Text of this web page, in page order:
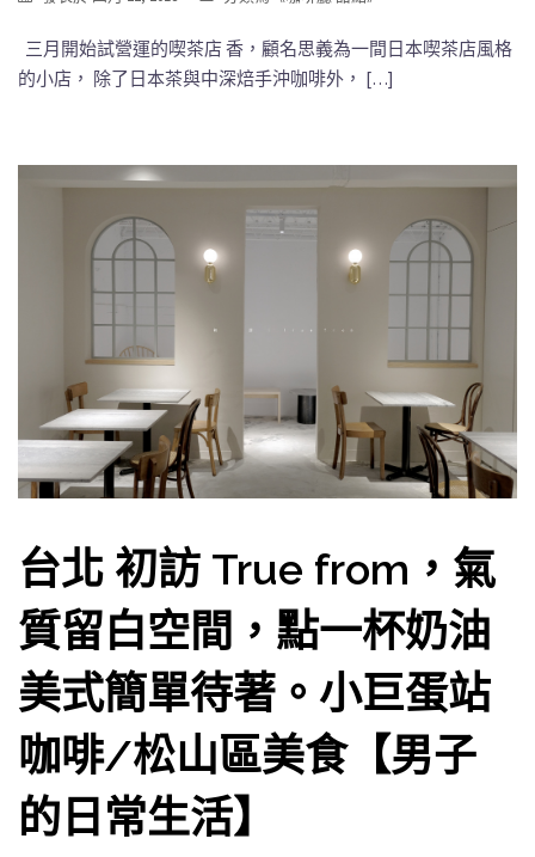
三月開始試營運的喫茶店 香，顧名思義為一間日本喫茶店風格
的小店， 除了日本茶與中深焙手沖咖啡外， […]
台北 初訪 True from，氣
質留白空間，點一杯奶油
美式簡單待著。小巨蛋站
咖啡/松山區美食【男子
的日常生活】